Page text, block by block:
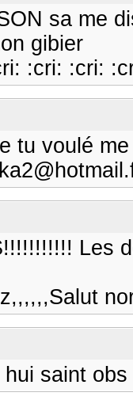
sa me
gibier
:cri: :cri:
tu voulé
Les
hui saint